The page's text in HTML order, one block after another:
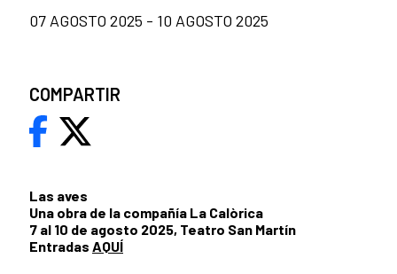
Las aves
Una obra de la compañía La Calòrica
7 al 10 de agosto 2025, Teatro San Martín
Entradas AQUÍ
07 AGOSTO 2025 - 10 AGOSTO 2025
COMPARTIR